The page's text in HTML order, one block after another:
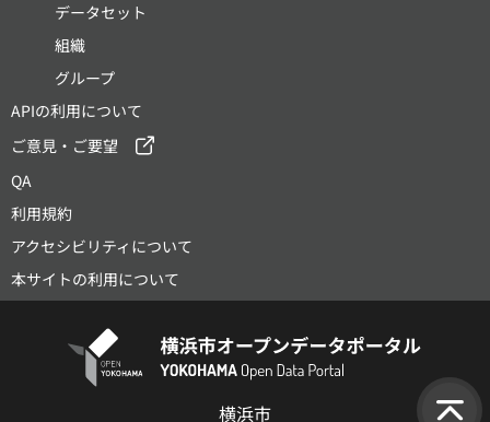
データセット
組織
グループ
APIの利用について
ご意見・ご要望
QA
利用規約
アクセシビリティについて
本サイトの利用について
横浜市